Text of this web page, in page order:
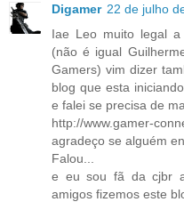
Digamer 22 de julho
Iae Leo muito legal
(não é igual
Gamers) vim dizer
blog que esta
e falei se precisa de
http://www.gamer-
agradeço se alguém
Falou...
e eu sou fã da cjbr
amigos fizemos este